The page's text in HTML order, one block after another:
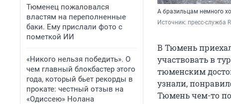
Тюменец пожаловался
властям на переполненные
баки. Ему прислали фото с
пометкой ИИ
«Никого нельзя победить». О
чем главный блокбастер этого
года, который бьет рекорды в
прокате: честный отзыв на
«Одиссею» Нолана
А бразильцам немного
Источник: пресс-служба
В Тюмень
участвовать в
тюменским
узнали,
Тюмень чем-то